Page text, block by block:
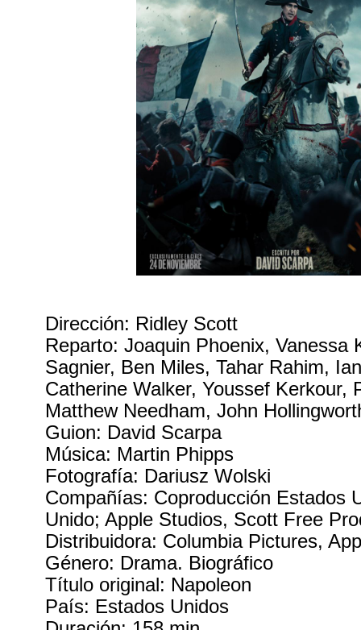
Dirección: Ridley Scott
Reparto: Joaquin Phoenix, Vanessa
Sagnier, Ben Miles, Tahar Rahim,
Catherine Walker, Youssef Kerkour,
Matthew Needham, John
Guion: David Scarpa
Música: Martin Phipps
Fotografía: Dariusz Wolski
Compañías: Coproducción Estados
Unido; Apple Studios, Scott Free
Distribuidora: Columbia Pictures,
Género: Drama. Biográfico
Título original: Napoleon
País: Estados Unidos